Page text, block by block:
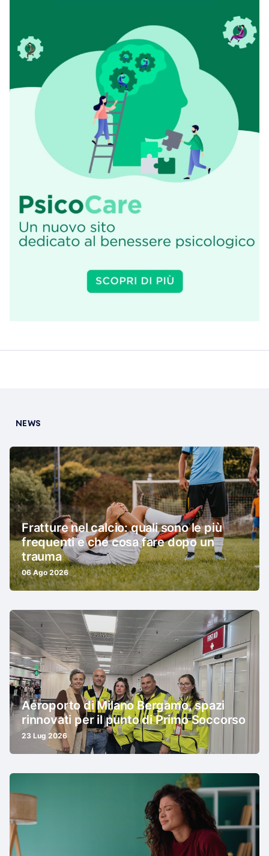
NEWS
Fratture nel calcio: quali sono le più
frequenti e che cosa fare dopo un
trauma
06 Ago 2026
Aeroporto di Milano Bergamo, spazi
rinnovati per il punto di Primo Soccorso
23 Lug 2026